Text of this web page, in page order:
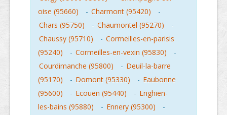
oise (95660)
- Charmont (95420)
-
Chars (95750)
- Chaumontel (95270)
-
Chaussy (95710)
- Cormeilles-en-parisis
(95240)
- Cormeilles-en-vexin (95830)
-
Courdimanche (95800)
- Deuil-la-barre
(95170)
- Domont (95330) - Eaubonne
(95600)
- Ecouen (95440) - Enghien-
les-bains (95880)
- Ennery (95300)
-